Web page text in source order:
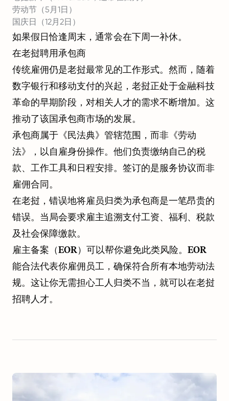
劳动节（5月1日）
国庆日（12月2日）
如果假日恰逢周末，通常会在下周一补休。
在老挝聘用承包商
传统雇佣仍是老挝最常见的工作形式。然而，随着
数字银行和移动支付的兴起，老挝正处于金融科技
革命的早期阶段，对相关人才的需求不断增加。这
推动了该国承包商市场的发展。
承包商属于《民法典》管辖范围，而非《劳动
法》，以自雇身份操作。他们负责缴纳自己的税
款、工作工具和日程安排。签订的是服务协议而非
雇佣合同。
在老挝，错误地将雇员归类为承包商是一笔昂贵的
错误。当局会要求雇主追溯支付工资、福利、税款
及社会保障缴款。
雇主备案（EOR）可以帮你避免此类风险。EOR
能合法代表你雇佣员工，确保符合所有本地劳动法
规。这让你无需担心工人归类不当，就可以在老挝
招聘人才。